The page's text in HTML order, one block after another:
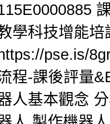
學科技增能
pse.is/
程-課後評量
人基本觀念